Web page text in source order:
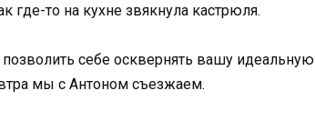
то на кухне звякнула кастрюля.
себе осквернять вашу идеальную
мы с Антоном съезжаем.